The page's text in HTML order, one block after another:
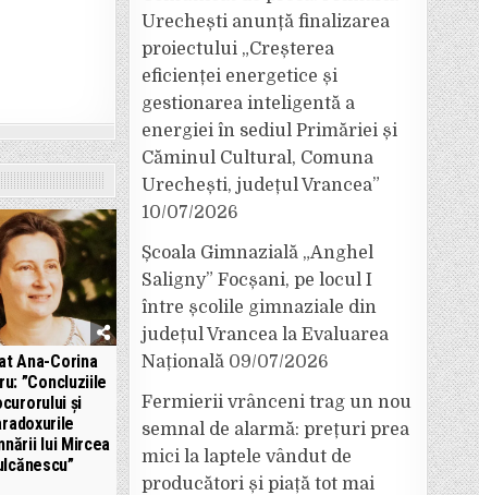
Ana-Corina
”Concluziile
și
lui Mircea
Urechești anunță finalizarea
proiectului „Creșterea
eficienței energetice și
gestionarea inteligentă a
energiei în sediul Primăriei și
Căminul Cultural, Comuna
Urechești, județul Vrancea”
10/07/2026
Școala Gimnazială „Anghel
Saligny” Focșani, pe locul I
între școlile gimnaziale din
județul Vrancea la Evaluarea
Națională 09/07/2026
Fermierii vrânceni trag un nou
semnal de alarmă: prețuri prea
mici la laptele vândut de
producători și piață tot mai